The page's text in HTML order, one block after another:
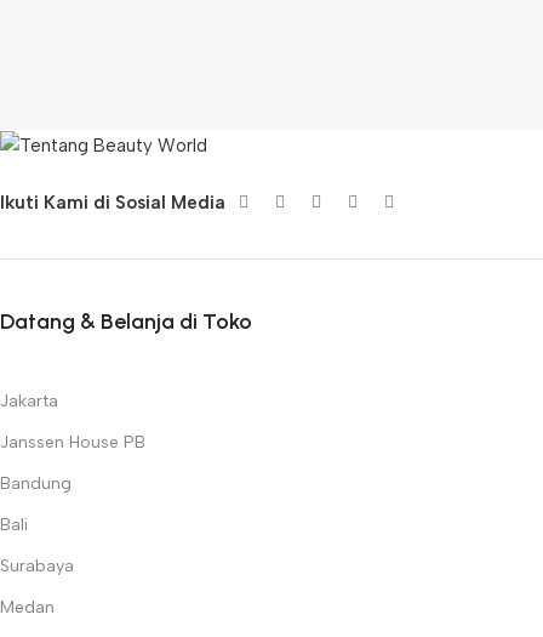
Ikuti Kami di Sosial Media
Datang & Belanja di Toko
Jakarta
Janssen House PB
Bandung
Bali
Surabaya
Medan